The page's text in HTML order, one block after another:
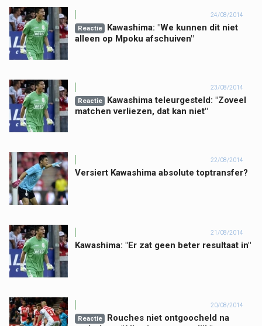
24/08/2014
Reactie
Kawashima: "We kunnen dit niet
alleen op Mpoku afschuiven"
23/08/2014
Reactie
Kawashima teleurgesteld: "Zoveel
matchen verliezen, dat kan niet"
22/08/2014
Versiert Kawashima absolute toptransfer?
21/08/2014
Kawashima: "Er zat geen beter resultaat in"
20/08/2014
Reactie
Rouches niet ontgoocheld na